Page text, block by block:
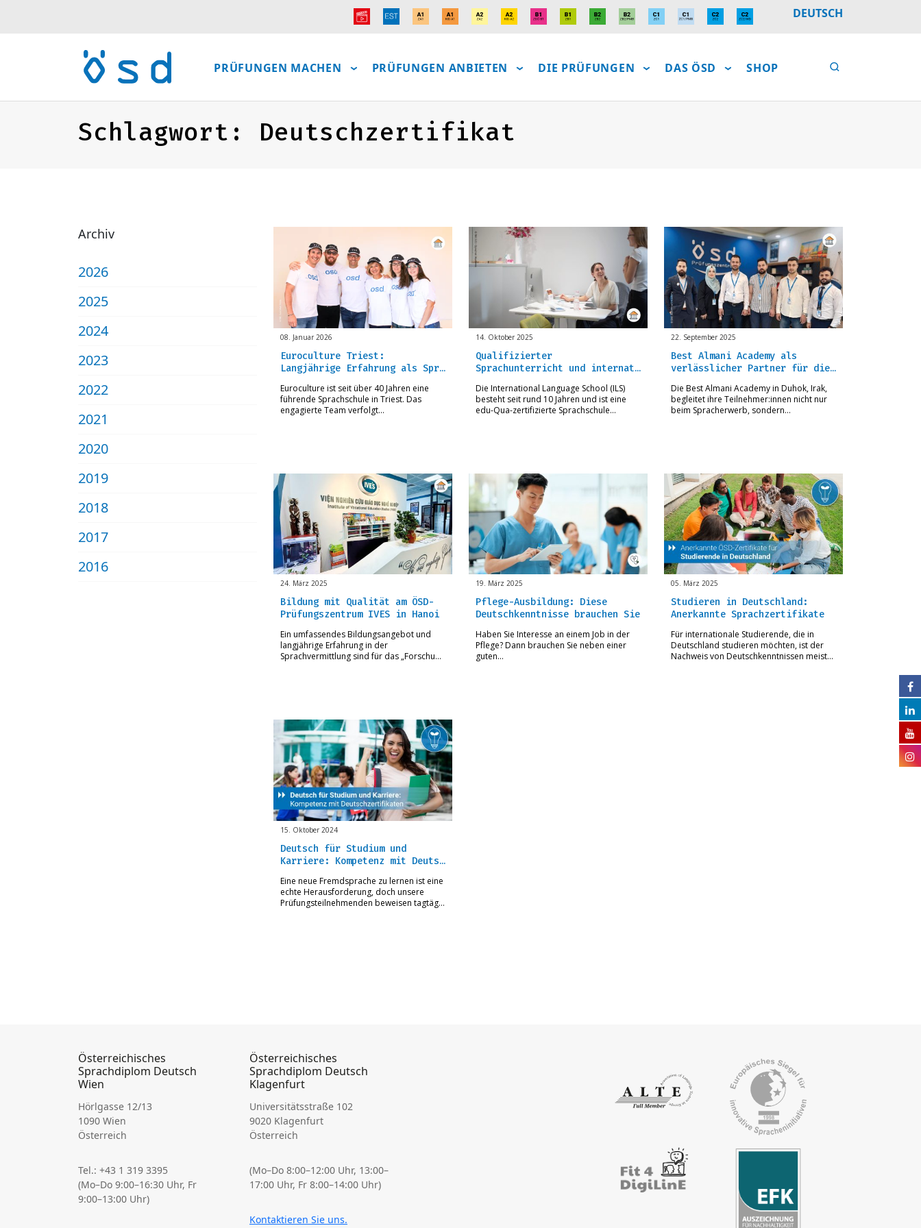
DEUTSCH
PRÜFUNGEN MACHEN PRÜFUNGEN ANBIETEN DIE PRÜFUNGEN DAS ÖSD SHOP
Schlagwort: Deutschzertifikat
Archiv
2026
2025
2024
2023
2022
2021
2020
2019
2018
2017
2016
08. Januar 2026
Euroculture Triest:
Langjährige Erfahrung als Spr…
Euroculture ist seit über 40 Jahren eine
führende Sprachschule in Triest. Das
engagierte Team verfolgt…
14. Oktober 2025
Qualifizierter
Sprachunterricht und internat…
Die International Language School (ILS)
besteht seit rund 10 Jahren und ist eine
edu-Qua-zertifizierte Sprachschule…
22. September 2025
Best Almani Academy als
verlässlicher Partner für die…
Die Best Almani Academy in Duhok, Irak,
begleitet ihre Teilnehmer:innen nicht nur
beim Spracherwerb, sondern…
24. März 2025
Bildung mit Qualität am ÖSD-
Prüfungszentrum IVES in Hanoi
Ein umfassendes Bildungsangebot und
langjährige Erfahrung in der
Sprachvermittlung sind für das „Forschu…
19. März 2025
Pflege-Ausbildung: Diese
Deutschkenntnisse brauchen Sie
Haben Sie Interesse an einem Job in der
Pflege? Dann brauchen Sie neben einer
guten…
05. März 2025
Studieren in Deutschland:
Anerkannte Sprachzertifikate
Für internationale Studierende, die in
Deutschland studieren möchten, ist der
Nachweis von Deutschkenntnissen meist…
15. Oktober 2024
Deutsch für Studium und
Karriere: Kompetenz mit Deuts…
Eine neue Fremdsprache zu lernen ist eine
echte Herausforderung, doch unsere
Prüfungsteilnehmenden beweisen tagtäg…
Österreichisches
Sprachdiplom Deutsch
Wien
Hörlgasse 12/13
1090 Wien
Österreich
Tel.: +43 1 319 3395
(Mo–Do 9:00–16:30 Uhr, Fr
9:00–13:00 Uhr)
Österreichisches
Sprachdiplom Deutsch
Klagenfurt
Universitätsstraße 102
9020 Klagenfurt
Österreich
(Mo–Do 8:00–12:00 Uhr, 13:00–
17:00 Uhr, Fr 8:00–14:00 Uhr)
Kontaktieren Sie uns.